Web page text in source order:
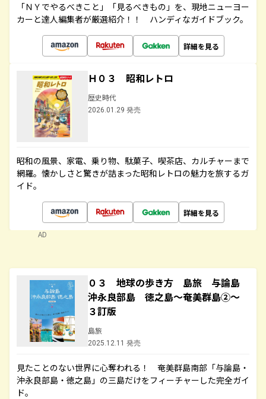
「ＮＹでやるべきこと」「見るべきもの」を、現地ニューヨー
カーと達人編集者が厳選紹介！！ ハンディなガイドブック。
詳細を見る
Ｈ０３ 昭和レトロ
歴史時代
2026.01.29 発売
昭和の風景、家電、乗り物、駄菓子、喫茶店、カルチャーまで
網羅。懐かしさと驚きが詰まった昭和レトロの魅力を旅するガ
イド。
詳細を見る
AD
０３ 地球の歩き方 島旅 与論島
沖永良部島 徳之島～奄美群島②～
３訂版
島旅
2025.12.11 発売
見たことのない世界に心奪われる！ 奄美群島南部「与論島・
沖永良部島・徳之島」の三島だけをフィーチャーした完全ガイ
ド。